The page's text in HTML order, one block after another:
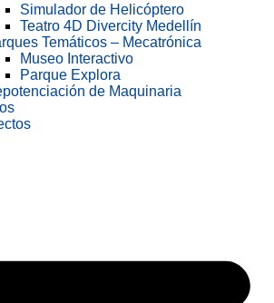
Simulador de Helicóptero
Teatro 4D Divercity Medellín
Temáticos – Mecatrónica
Museo Interactivo
Parque Explora
de Maquinaria